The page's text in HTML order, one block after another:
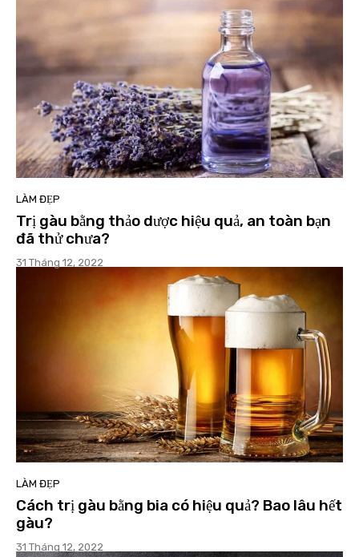
LÀM ĐẸP
Trị gàu bằng thảo dược hiệu quả, an toàn bạn
đã thử chưa?
31 Tháng 12, 2022
LÀM ĐẸP
Cách trị gàu bằng bia có hiệu quả? Bao lâu hết
gàu?
31 Tháng 12, 2022